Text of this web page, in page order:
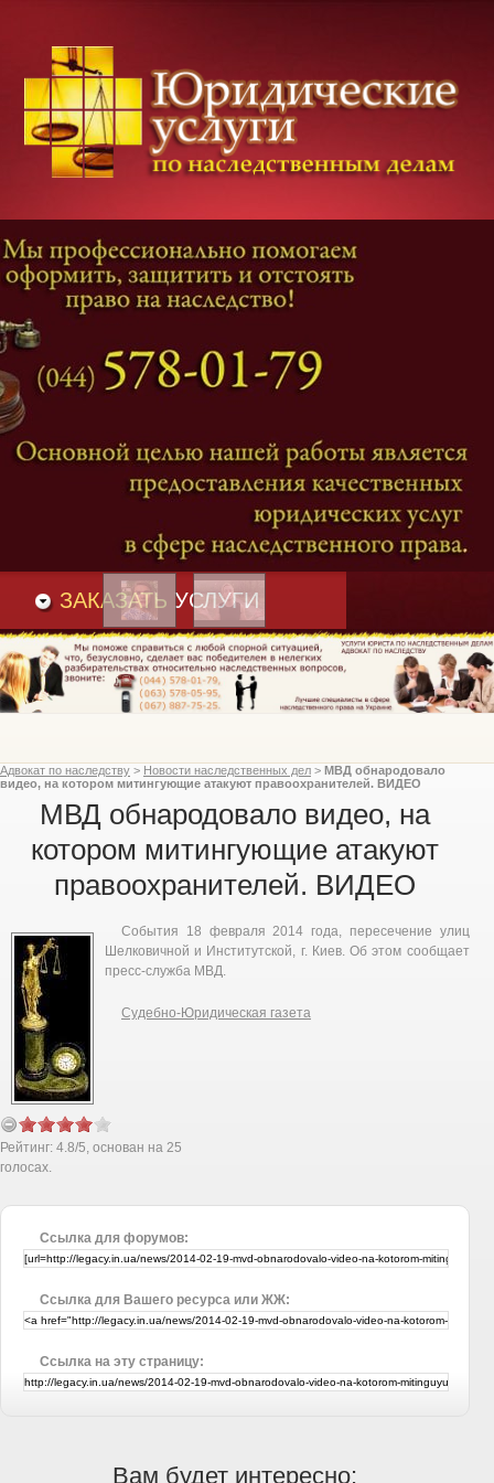
Категории дел
Наследование и Завещание
Оформление наследства
Оспаривание наследства
Адвокат наследственные дела
и Вакансии
ЗАКАЗАТЬ УСЛУГИ
Адвокат по наследству > Новости наследственных дел > МВД обнародовало
видео, на котором митингующие атакуют правоохранителей. ВИДЕО
МВД обнародовало видео, на
котором митингующие атакуют
правоохранителей. ВИДЕО
События 18 февраля 2014 года, пересечение улиц
Шелковичной и Институтской, г. Киев. Об этом сообщает
пресс-служба МВД.
Судебно-Юридическая газета
Рейтинг: 4.8/5, основан на 25
голосах.
Ссылка для форумов:
Ссылка для Вашего ресурса или ЖЖ:
Ссылка на эту страницу:
Вам будет интересно: